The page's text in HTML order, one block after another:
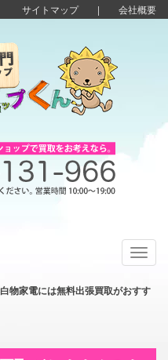
サイトマップ| 会社概要
白物家電には無料出張買取がおすす